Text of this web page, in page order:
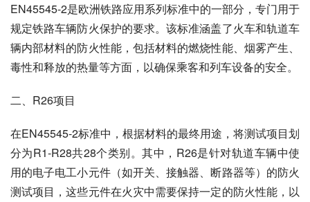
EN45545-2是欧洲铁路应用系列标准中的一部分，专门用于
规定铁路车辆防火保护的要求。该标准涵盖了火车和轨道车
辆内部材料的防火性能，包括材料的燃烧性能、烟雾产生、
毒性和释放的热量等方面，以确保乘客和列车设备的安全。
二、R26项目
在EN45545-2标准中，根据材料的最终用途，将测试项目划
分为R1-R28共28个类别。其中，R26是针对轨道车辆中使
用的电子电工小元件（如开关、接触器、断路器等）的防火
测试项目，这些元件在火灾中需要保持一定的防火性能，以